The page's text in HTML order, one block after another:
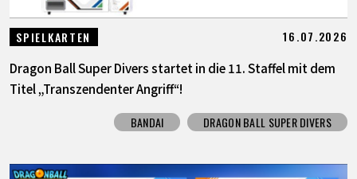
SPIELKARTEN 16.07.2026
Dragon Ball Super Divers startet in die 11. Staffel mit dem
Titel „Transzendenter Angriff“!
BANDAI DRAGON BALL SUPER DIVERS